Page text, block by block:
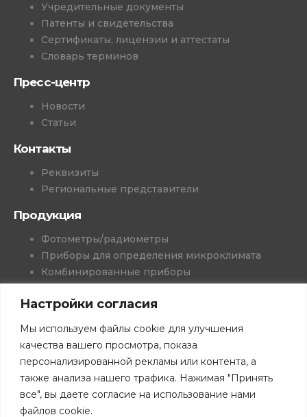
Настройки согласия
Мы используем файлы cookie для улучшения
качества вашего просмотра, показа
персонализированной рекламы или контента, а
также анализа нашего трафика. Нажимая "Принять
все", вы даете согласие на использование нами
файлов cookie.
Учредительные документы
Патенты и свидетельства
Сертификаты, лицензии и аттестаты
Словарь терминов
Пресс-центр
Новости
Статьи
Контакты
Реквизиты
Региональные представители
Продукция
Фотометры/радиометры
Приборы для определения микроклимата
Комбинированные приборы
Генераторы влажного газа
Приборы медицинского назначения
Проекты и решения
Программное обеспечение